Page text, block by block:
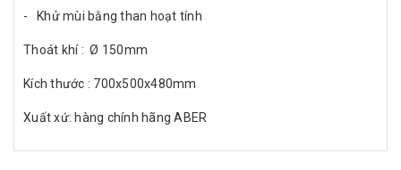
- Khử mùi bằng than hoạt tính
Thoát khí : Ø 150mm
Kích thước : 700x500x480mm
Xuất xứ: hàng chính hãng ABER